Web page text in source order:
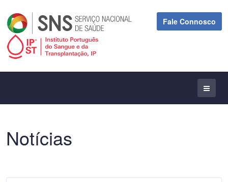
Fale Connosco
Notícias